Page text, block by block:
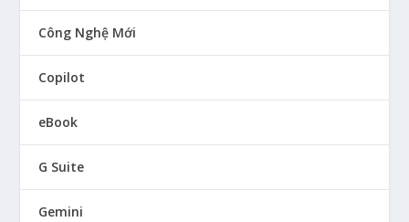
Công Nghệ Mới
Copilot
eBook
G Suite
Gemini